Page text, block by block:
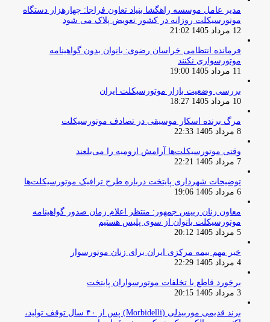
مدیر عامل موسسه راهگشا بنیاد تعاون فراجا: چهارهزار دستگاه
موتورسیکلت روزانه در کشور تعویض پلاک می شود
12 مرداد 1405 21:02
فرمانده انتظامی خراسان رضوی: بانوان بدون گواهینامه
موتورسواری نکنند
11 مرداد 1405 19:00
بررسی وضعیت بازار موتورسیکلت ایران
10 مرداد 1405 18:27
مرگ برنده اسکار موسیقی در تصادف موتورسیکلت
8 مرداد 1405 22:33
وقتی موتورسیکلت‌ها آرامش ارومیه را می‌بلعند
7 مرداد 1405 22:21
توضیحات شهرداری پایتخت درباره طرح ترافیک موتورسیکلت‌ها
6 مرداد 1405 19:06
معاون زنان رییس جمهور: منتظر اعلام زمان صدور گواهینامه
موتورسیکلت بانوان از سوی پلیس هستیم
5 مرداد 1405 20:12
خبر مهم بیمه مرکزی ایران برای زنان موتورسوار
4 مرداد 1405 22:29
برخورد قاطع با تخلفات موتورسواران پایتخت
3 مرداد 1405 20:15
برند قدیمی موربیدلی (Morbidelli) پس از ۴۰ سال توقف تولید،